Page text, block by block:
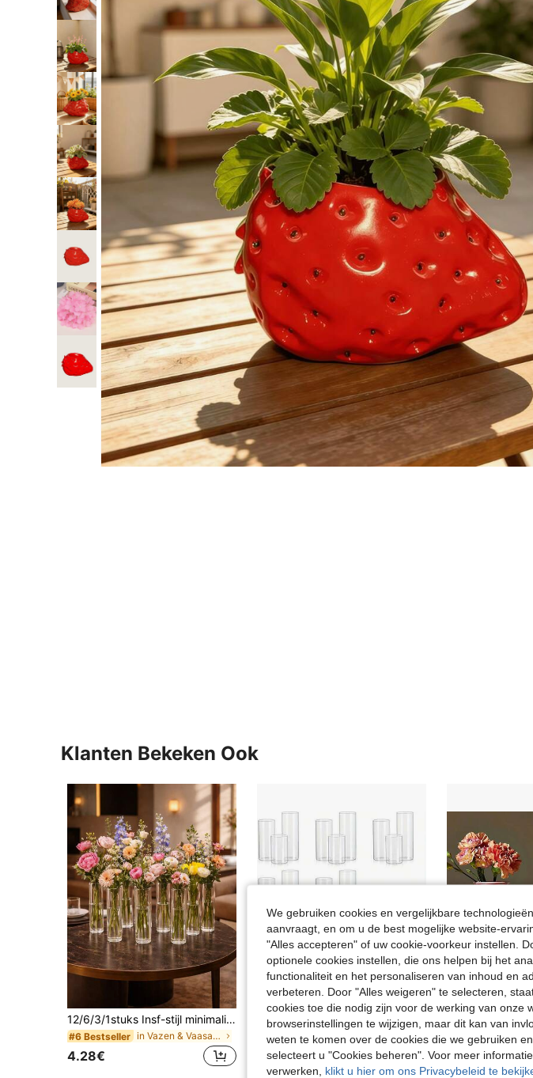
Klanten Bekeken Ook
12/6/3/1stuks Insf-stijl minimalistische onbreekbare transparante plastic cilindrische ronde vaas, duurzame verdikte bohemian-stijl tafelstuk voor thuis, feest, bruiloft, verjaardag, Moederdag, Thanksgiving, Valentijnsdag, esthetisch huis
#6 Bestseller in Vazen & Vaasaccessoires
4.28€
Bespaar 0.13€
EU Warehouse -2% 1 set glazen cilindervaas, transparante vaas, stormlantaarn, geschikt voor tafeldecoratie, bruiloftsdecoratie, huisdecoratie, Rama-decoratiecadeau, verjaardags- en afstudeerceremonie, kamerdecoratie, enz.
#10 Bestseller in Glas Vazen & Vaasaccessoires
4.44€ 4.57€
14.66€
We gebruiken cookies en vergelijkbare
aanvraagt, en om u de best mogelijke website-
"Alles accepteren" of uw cookie-voorkeur instellen.
optionele cookies instellen, die ons helpen bij het
functionaliteit en het personaliseren van inhoud en
verbeteren. Door "Alles weigeren" te selecteren,
cookies toe die nodig zijn voor de werking van onze
browserinstellingen te wijzigen, maar dit kan van
weten te komen over de cookies die we gebruiken
selecteert u "Cookies beheren". Voor meer
verwerken, klikt u hier om ons Privacybeleid te